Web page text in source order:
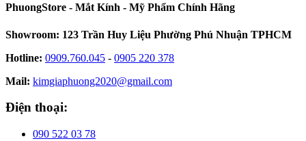
PhuongStore - Mắt Kính - Mỹ Phẩm Chính Hãng
Showroom: 123 Trần Huy Liệu Phường Phú Nhuận TPHCM
Hotline: 0909.760.045 - 0905 220 378
Mail: kimgiaphuong2020@gmail.com
Điện thoại:
090 522 03 78